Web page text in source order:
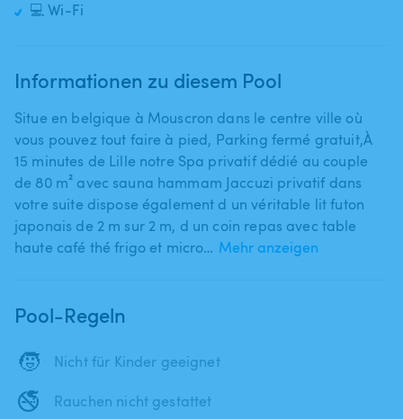
💻 Wi-Fi
Informationen zu diesem Pool
Situe en belgique à Mouscron dans le centre ville où
vous pouvez tout faire à pied​,​ Parking fermé gratuit​,​À
15 minutes de Lille notre Spa privatif dédié au couple
de 80 m² avec sauna hammam Jaccuzi privatif dans
votre suite dispose également d un véritable lit futon
japonais de 2 m sur 2 m​,​ d un coin repas avec table
haute café thé frigo et micro… Mehr anzeigen
Pool-Regeln
🧒 Nicht für Kinder geeignet
🚭 Rauchen nicht gestattet